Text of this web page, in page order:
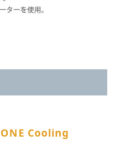
Cooling